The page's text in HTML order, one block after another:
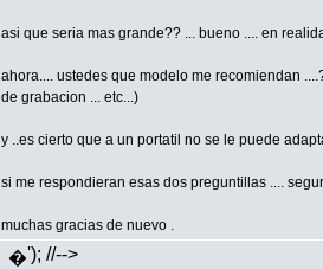
asi que seria mas grande?? ... bueno .... en
ahora.... ustedes que modelo me recomiendan
de grabacion ... etc...)
y ..es cierto que a un portatil no se le puede
si me respondieran esas dos preguntillas ....
muchas gracias de nuevo .
�'); //-->